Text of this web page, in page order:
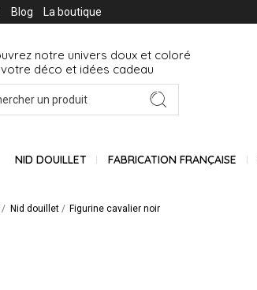
Blog La boutique
notre univers doux et coloré
déco et idées cadeau
NID DOUILLET FABRICATION FRANÇAISE
Nid douillet Figurine cavalier noir